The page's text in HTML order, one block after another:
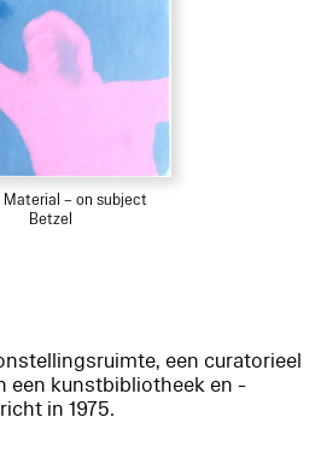
Material – on subject
Betzel
een curatorieel
een kunstbibliotheek en -
in 1975.